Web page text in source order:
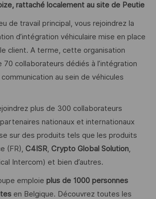
rattaché localement au site de Peutie
de travail principal, vous rejoindrez la
d’intégration véhiculaire mise en place
client. A terme, cette organisation
70 collaborateurs dédiés à l’intégration
au sein de véhicules
plus de 300 collaborateurs
nationaux et internationaux
sur des produits tels que les produits
(FR), C4ISR, Crypto Global Solution,
Intercom) et bien d’autres.
emploie plus de 1000 personnes
en Belgique. Découvrez toutes les